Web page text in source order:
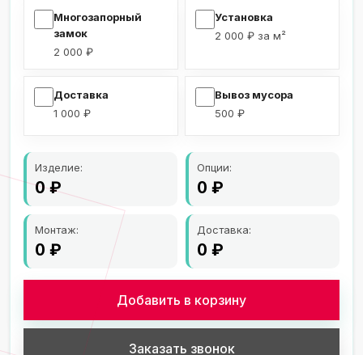
Многозапорный
замок
2 000 ₽
Установка
2 000 ₽ за м²
Доставка
1 000 ₽
Вывоз мусора
500 ₽
Изделие:
0₽
Опции:
0 ₽
Монтаж:
0 ₽
Доставка:
0 ₽
Добавить в корзину
Заказать звонок